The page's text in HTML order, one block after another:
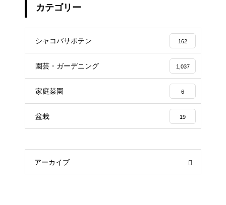
カテゴリー
シャコバサボテン 162
園芸・ガーデニング 1,037
家庭菜園 6
盆栽 19
アーカイブ